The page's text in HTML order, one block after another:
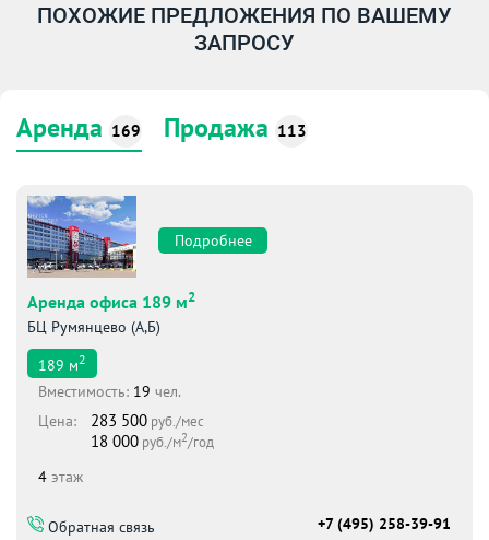
ПОХОЖИЕ ПРЕДЛОЖЕНИЯ ПО ВАШЕМУ
ЗАПРОСУ
Аренда 169 Продажа 113
Подробнее
Аренда офиса 189 м2
БЦ Румянцево (А,Б)
189 м2
Вместимоcть: 19 чел.
Цена:
283 500 руб./мес
18 000 руб./м2/год
4 этаж
Обратная связь +7 (495) 258-39-91